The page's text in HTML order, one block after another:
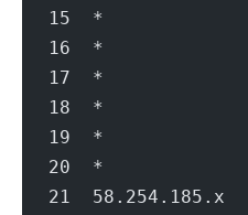
15  *
16  *
17  *
18  *
19  *
20  *
21  58.254.185.x